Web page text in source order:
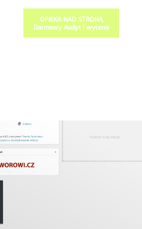
OPIEKA NAD STRONĄ
Darmowy Audyt i wycena